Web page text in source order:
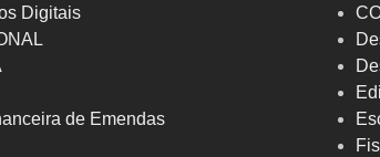
Digitais
de Emendas